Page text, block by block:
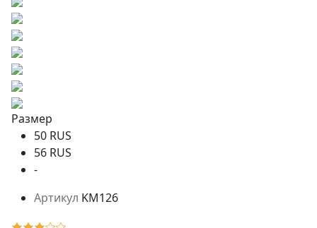
Размер
50 RUS
56 RUS
-
Артикул KM126